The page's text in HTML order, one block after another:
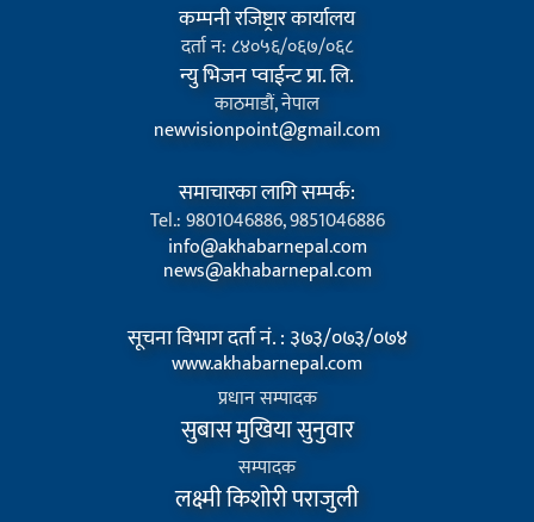
कम्पनी रजिष्ट्रार कार्यालय
दर्ता न: ८४०५६/०६७/०६८
न्यु भिजन प्वाईन्ट प्रा. लि.
काठमाडौं, नेपाल
newvisionpoint@gmail.com
समाचारका लागि सम्पर्क:
Tel.: 9801046886, 9851046886
info@akhabarnepal.com
news@akhabarnepal.com
सूचना विभाग दर्ता नं. : ३७३/०७३/०७४
www.akhabarnepal.com
प्रधान सम्पादक
सुबास मुखिया सुनुवार
सम्पादक
लक्ष्मी किशोरी पराजुली